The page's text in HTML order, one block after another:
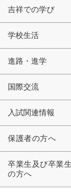
吉祥での学び
学校生活
進路・進学
国際交流
入試関連情報
保護者の方へ
卒業生及び卒業
の方へ